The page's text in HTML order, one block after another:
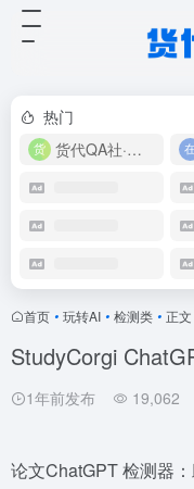
热门
货代QA社·让货代之路更简单！
首页 • 玩转AI • 检测类 • 正文
StudyCorgi
1年前发布 19,062
论文ChatGPT 检测器